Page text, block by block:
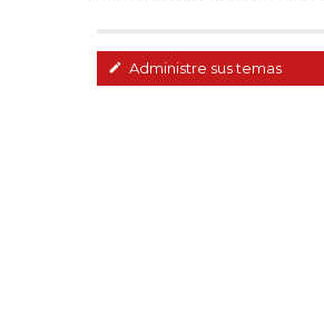
Administre sus temas